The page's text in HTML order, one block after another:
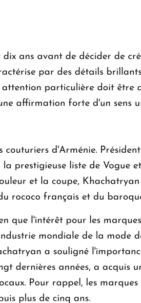
ans avant de décider de
par des détails
particulière doit être
affirmation forte d'un sens
d'Arménie.
prestigieuse liste de Vogue et
et la coupe,
rococo français et du
que l'intérêt pour les
mondiale de la mode
a souligné
dernières années, a acquis
Pour rappel, les marques
plus de cinq ans.